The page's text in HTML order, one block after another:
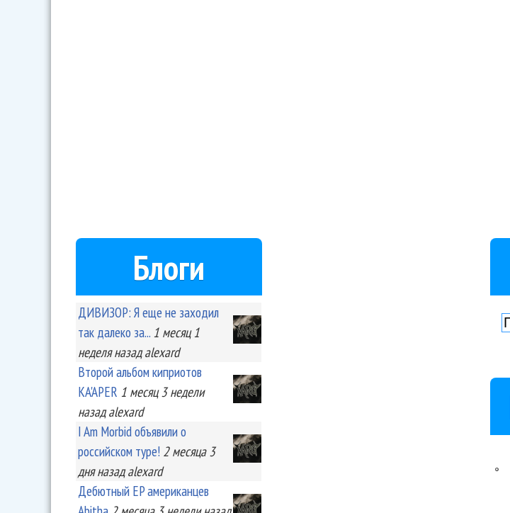
Блоги
ДИВИЗОР: Я еще не заходил
так далеко за... 1 месяц 1
неделяназад alexard
Второй альбом киприотов
KA'APER 1 месяц 3 недели
назад alexard
I Am Morbid объявили о
российском туре! 2 месяца 3
дняназад alexard
Дебютный EP американцев